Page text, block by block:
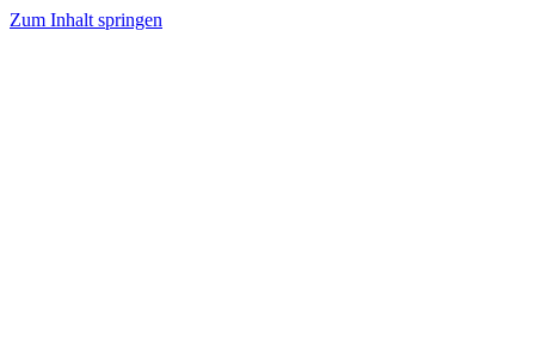
Zum Inhalt springen